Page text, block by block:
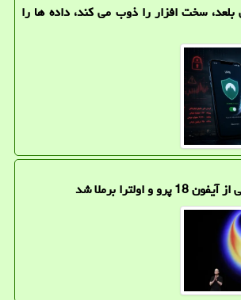
سخت افزار را ذوب می کند، داده ها را
و اولترا برملا شد